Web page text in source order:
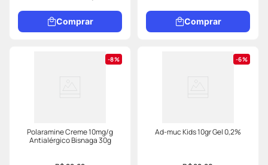
Comprar Comprar
8%
Polaramine Creme 10mg/g
Antialérgico Bisnaga 30g
6%
Ad-muc Kids 10gr Gel 0,2%